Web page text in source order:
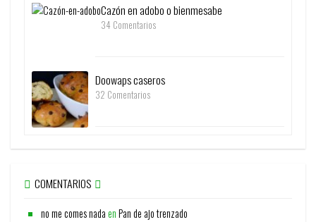
Cazón en adobo o bienmesabe
34 Comentarios
Doowaps caseros
32 Comentarios
COMENTARIOS
no me comes nadaenPan de ajo trenzado